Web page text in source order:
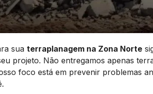
sua terraplanagem na Zona Norte
projeto. Não entregamos apenas
foco está em prevenir problemas